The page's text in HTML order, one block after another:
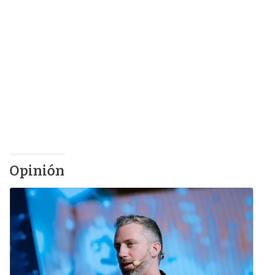
Opinión